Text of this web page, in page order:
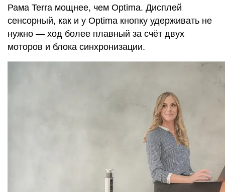
Рама Terra мощнее, чем Optima. Дисплей
сенсорный, как и у Optima кнопку удерживать не
нужно — ход более плавный за счёт двух
моторов и блока синхронизации.